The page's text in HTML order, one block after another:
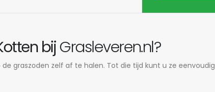
bijGrasleveren.nl?
graszoden zelf af te halen. Tot die tijd kunt u ze eenvoudig